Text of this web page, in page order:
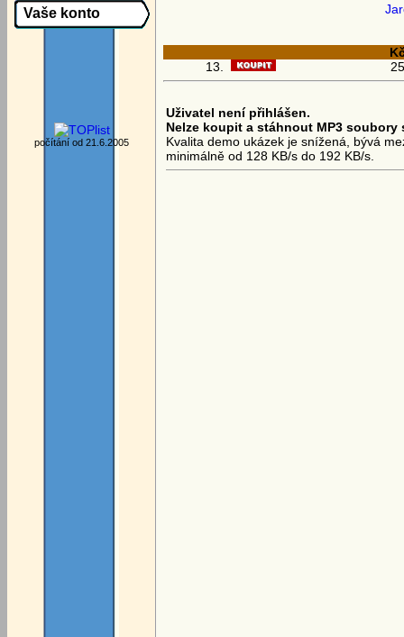
Vaše konto
počítání od 21.6.2005
13.
Uživatel není přihlášen.
Nelze koupit a stáhnout MP3 soubory
Kvalita demo ukázek je snížená, bývá
minimálně od 128 KB/s do 192 KB/s.